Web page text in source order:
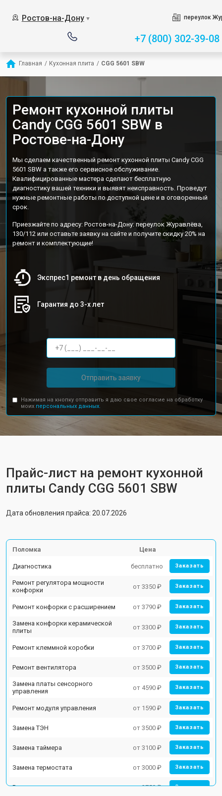
Ростов-на-Дону ▼ переулок
+7 (800) 302-39-08
Главная / Кухонная плита / CGG 5601 SBW
Ремонт кухонной плиты
Candy CGG 5601 SBW в
Ростове-на-Дону
Мы сделаем качественный ремонт кухонной плиты Candy CGG
5601 SBW а также его сервисное обслуживание.
Квалифицированные мастера сделают бесплатную
диагностику вашей техники и выявят неисправность. Проведут
нужные ремонтные работы по доступной цене и в оговоренный
срок.
Приезжайте по адресу: Ростов-на-Дону: переулок Журавлёва,
130/112 или оставьте заявку на сайте и получите скидку 20% на
ремонт и комплектующие!
Экспрес1 ремонт в день обращения
Гарантия до 3-х лет
Отправить заявку
Нажимая на кнопку отправить я даю свое согласие на обработку
моих персональных данных.
Прайс-лист на ремонт кухонной
плиты Candy CGG 5601 SBW
Дата обновления прайса: 20.07.2026
Поломка Цена
Диагностика бесплатно Заказать
Ремонт регулятора мощности
конфорки
от 3350 ₽ Заказать
Ремонт конфорки с расширением от 3790 ₽ Заказать
Замена конфорки керамической
плиты
от 3300 ₽ Заказать
Ремонт клеммной коробки от 3700 ₽ Заказать
Ремонт вентилятора от 3500 ₽ Заказать
Замена платы сенсорного
управления
от 4590 ₽ Заказать
Ремонт модуля управления от 1590 ₽ Заказать
Замена ТЭН от 3500 ₽ Заказать
Замена таймера от 3100 ₽ Заказать
Замена термостата от 3000 ₽ Заказать
Ремонт электропроводки от 2750 ₽ Заказать